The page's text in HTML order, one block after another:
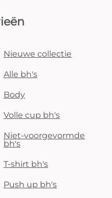
Nieuwe collectie
Alle bh's
Body
Volle cup bh's
Niet-voorgevormde
bh's
T-shirt bh's
Push up bh's